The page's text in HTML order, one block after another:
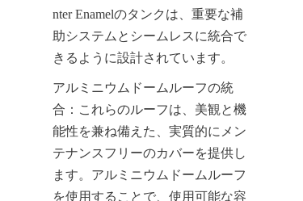
nter Enamelのタンクは、重要な補
助システムとシームレスに統合で
きるように設計されています。
アルミニウムドームルーフの統
合：これらのルーフは、美観と機
能性を兼ね備えた、実質的にメン
テナンスフリーのカバーを提供し
ます。アルミニウムドームルーフ
を使用することで、使用可能な容